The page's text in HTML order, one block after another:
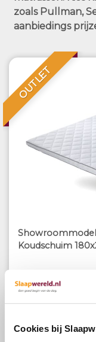
Cookies bij
zoals Pullman,
aanbiedings
OUTLET
Koudschuim
€200,00